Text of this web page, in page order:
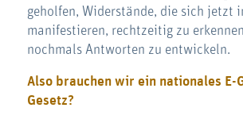
geholfen, Widerstände, die sich jetzt
manifestieren, rechtzeitig zu
nochmals Antworten zu entwickeln.
Also brauchen wir ein nationales E-
Gesetz?